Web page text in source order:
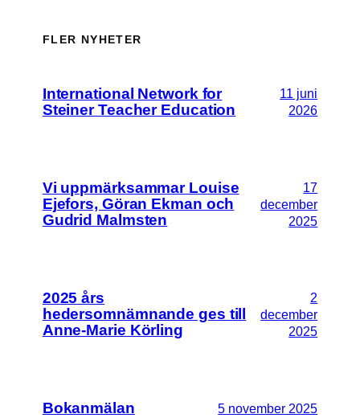
FLER NYHETER
International Network for
Steiner Teacher Education
11 juni
2026
Vi uppmärksammar Louise
Ejefors, Göran Ekman och
Gudrid Malmsten
17
december
2025
2025 års
hedersomnämnande ges till
Anne-Marie Körling
2
december
2025
Bokanmälan 5 november 2025